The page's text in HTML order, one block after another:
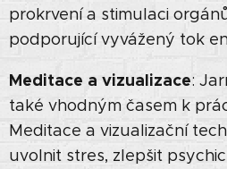
prokrvení a stimulaci
podporující vyvážený tok
Meditace a vizualizace:
také vhodným časem k
Meditace a vizualizační
uvolnit stres, zlepšit